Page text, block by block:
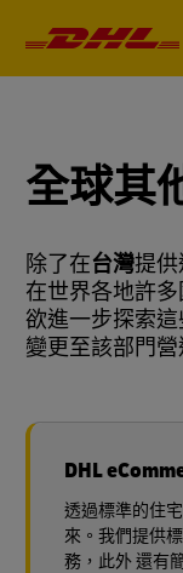
全球其
除了在台灣提供
在世界各地許
欲進一步探索
變更至該部門營
DHL
透過標準的住
來。我們提供
務，此外 還有